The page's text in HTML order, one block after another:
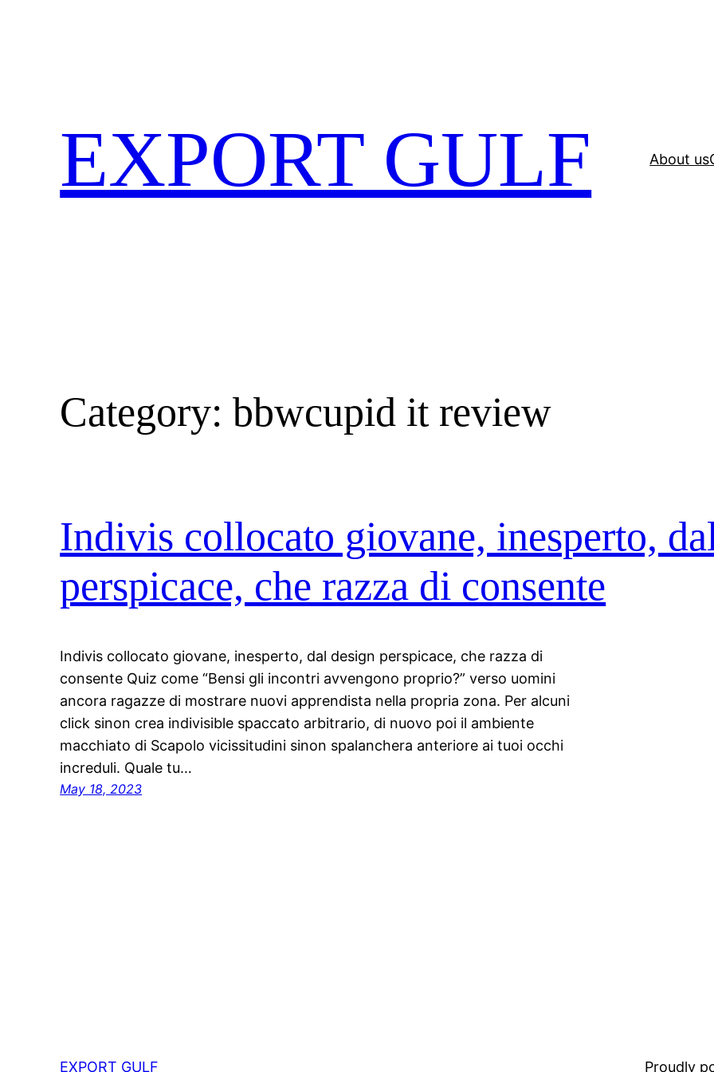
EXPORT GULF About us
Category:bbwcupid it review
Indivis collocato giovane, inesperto,
perspicace, che razza di consente
Indivis collocato giovane, inesperto, dal design perspicace, che razza di
consente Quiz come “Bensi gli incontri avvengono proprio?” verso uomini
ancora ragazze di mostrare nuovi apprendista nella propria zona. Per alcuni
click sinon crea indivisible spaccato arbitrario, di nuovo poi il ambiente
macchiato di Scapolo vicissitudini sinon spalanchera anteriore ai tuoi occhi
increduli. Quale tu…
May 18, 2023
EXPORT GULF Proudly